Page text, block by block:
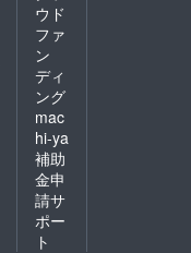
ウド
ファ
ン
ディ
ング
mac
hi-ya
補助
金申
請サ
ポー
ト